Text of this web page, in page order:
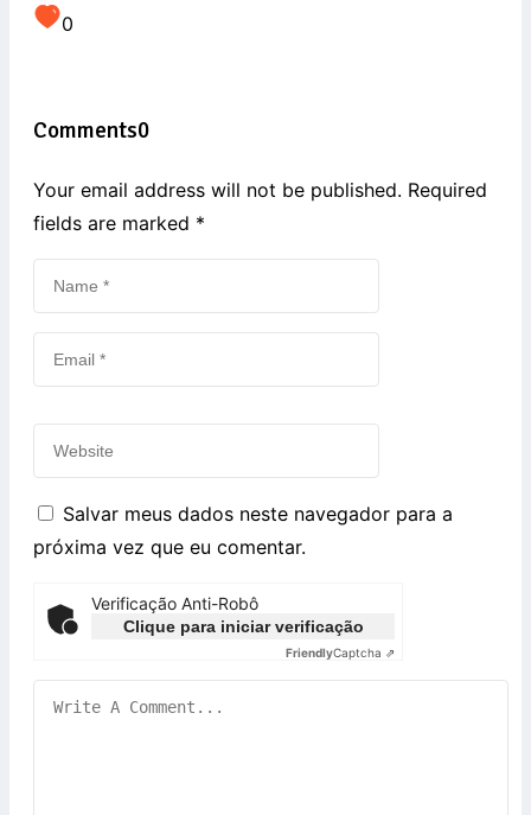
0
Comments0
Your email address will not be published. Required
fields are marked *
Salvar meus dados neste navegador para a
próxima vez que eu comentar.
Verificação Anti-Robô
Clique para iniciar verificação
FriendlyCaptcha ⇗